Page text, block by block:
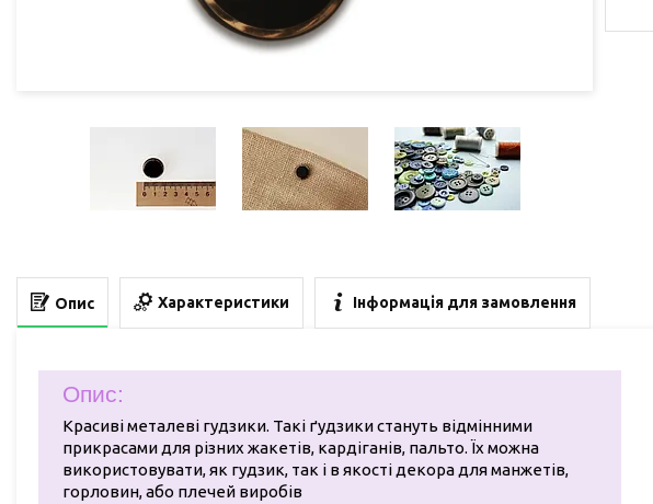
Опис Характеристики Інформація для замовлення
Опис:
Красиві металеві гудзики. Такі ґудзики стануть відмінними
прикрасами для різних жакетів, кардіганів, пальто. Їх можна
використовувати, як гудзик, так і в якості декора для манжетів,
горловин, або плечей виробів